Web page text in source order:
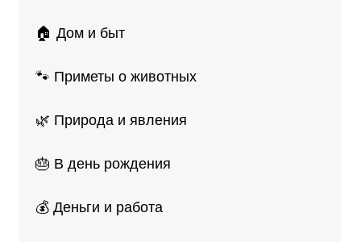
🏠 Дом и быт
🐾 Приметы о животных
🌿 Природа и явления
🎂 В день рождения
💰 Деньги и работа